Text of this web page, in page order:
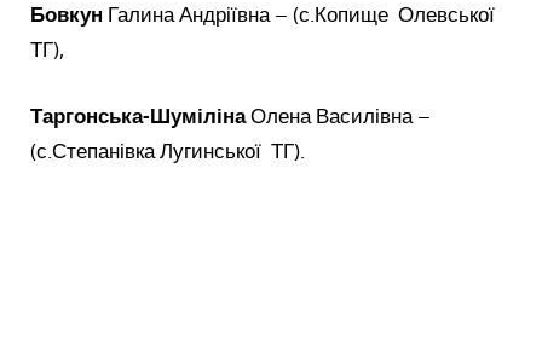
Бовкун Галина Андріївна – (с.Копище Олевської
ТГ),
Таргонська-ШумілінаОлена Василівна –
(с.Степанівка Лугинської ТГ).